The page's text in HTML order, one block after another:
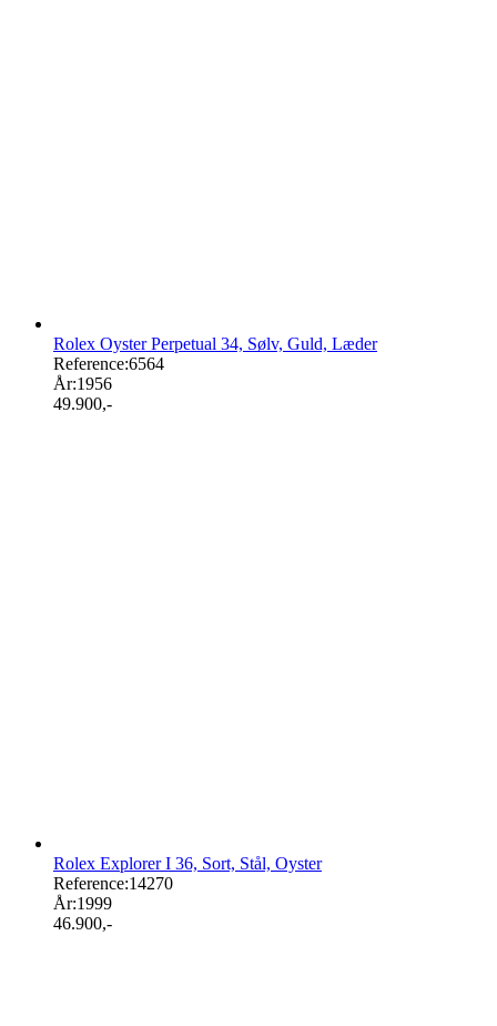
Rolex Oyster Perpetual 34, Sølv, Guld, Læder
Reference:6564
År:1956
49.900,-
Rolex Explorer I 36, Sort, Stål, Oyster
Reference:14270
År:1999
46.900,-